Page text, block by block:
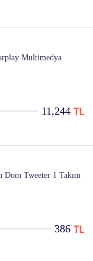
Multimedya
11,244
Tweeter 1 Takım
386